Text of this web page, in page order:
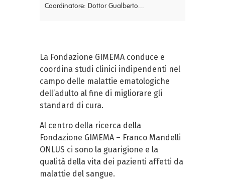
Coordinatore: Dottor Gualberto...
La Fondazione GIMEMA conduce e
coordina studi clinici indipendenti nel
campo delle malattie ematologiche
dell’adulto al fine di migliorare gli
standard di cura.
Al centro della ricerca della
Fondazione GIMEMA – Franco Mandelli
ONLUS ci sono la guarigione e la
qualità della vita dei pazienti affetti da
malattie del sangue.